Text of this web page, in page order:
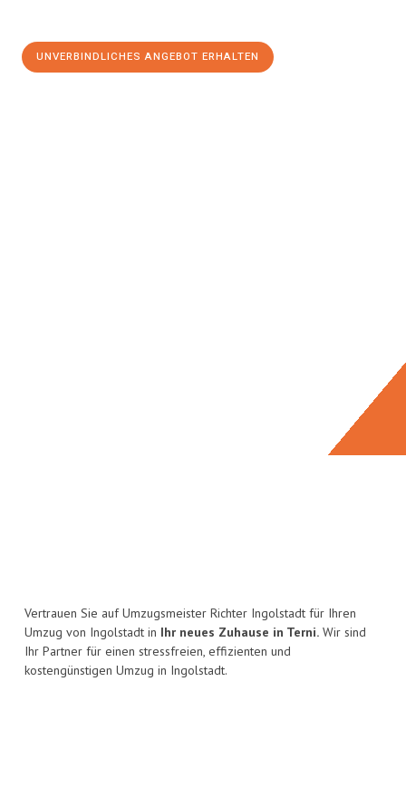
UNVERBINDLICHES ANGEBOT ERHALTEN
Vertrauen Sie auf Umzugsmeister Richter Ingolstadt für Ihren
Umzug von Ingolstadt in Ihr neues Zuhause in Terni. Wir sind
Ihr Partner für einen stressfreien, effizienten und
kostengünstigen Umzug in Ingolstadt.